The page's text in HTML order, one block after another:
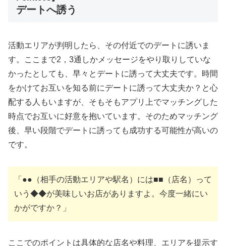
デートへ誘う
活動エリアが判明したら、その付近でのデートに誘いま
す。ここまで2，3通しかメッセージをやり取りしていな
かったとしても、早々とデートに誘って大丈夫です。時間
をかけてお互いを知る前にデートに誘って大丈夫か？と心
配する人もいますが、そもそもアプリ上でマッチングした
時点でお互いに好意を抱いています。そのためマッチング
後、早い段階でデートに誘っても成功する可能性が高いの
です。
「●●（相手の活動エリアや駅名）には■■（店名）って
いう◆◆が美味しいお店がありますよ。今度一緒にい
かがですか？」
ここでのポイントは具体的な店名や料理、エリアを提示す